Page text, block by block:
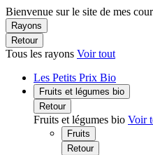
Bienvenue sur le site de mes
Rayons
Retour
Tous les rayons Voir tout
Les Petits Prix Bio
Fruits et légumes bio
Retour
Fruits et légumes bio Voir
Fruits
Retour